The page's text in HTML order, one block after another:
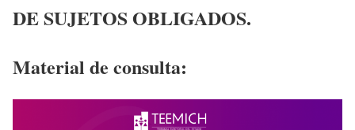
DE SUJETOS OBLIGADOS.
Material de consulta: